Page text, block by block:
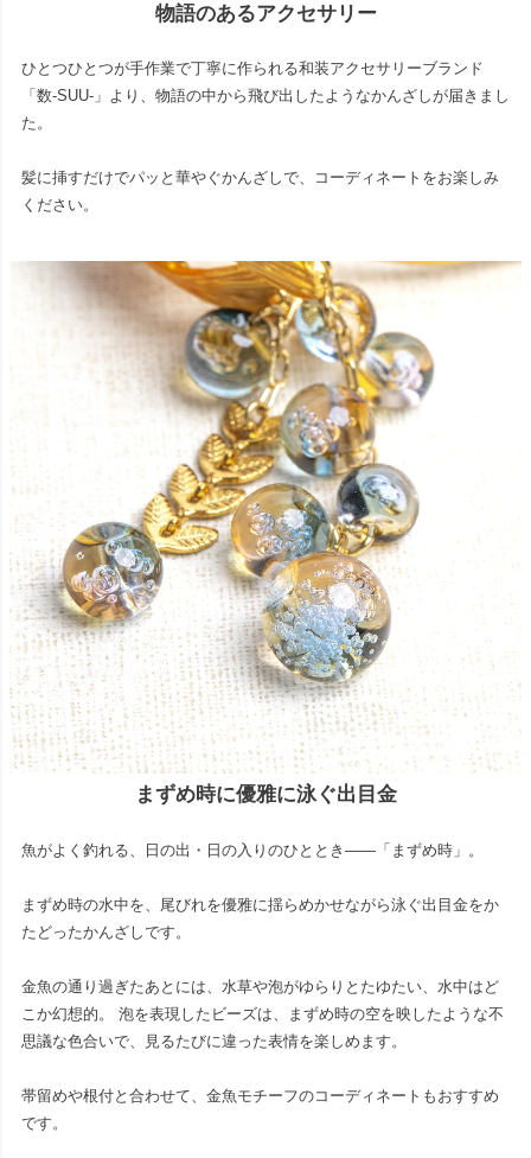
物語のあるアクセサリー
ひとつひとつが手作業で丁寧に作られる和装アクセサリーブランド
「数-SUU-」より、物語の中から飛び出したようなかんざしが届きまし
た。
髪に挿すだけでパッと華やぐかんざしで、コーディネートをお楽しみ
ください。
まずめ時に優雅に泳ぐ出目金
魚がよく釣れる、日の出・日の入りのひととき――「まずめ時」。
まずめ時の水中を、尾びれを優雅に揺らめかせながら泳ぐ出目金をか
たどったかんざしです。
金魚の通り過ぎたあとには、水草や泡がゆらりとたゆたい、水中はど
こか幻想的。 泡を表現したビーズは、まずめ時の空を映したような不
思議な色合いで、見るたびに違った表情を楽しめます。
帯留めや根付と合わせて、金魚モチーフのコーディネートもおすすめ
です。